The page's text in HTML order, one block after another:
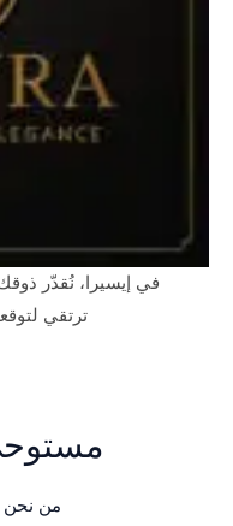
في إيسيرا، نُقدّر
ترتقي
من نحن